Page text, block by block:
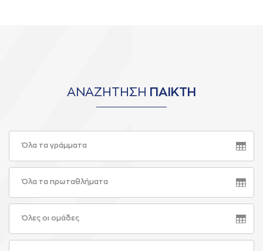
ΑΝΑΖΗΤΗΣΗ ΠΑΙΚΤΗ
Όλα τα γράμματα
Όλα τα πρωταθλήματα
Όλες οι ομάδες